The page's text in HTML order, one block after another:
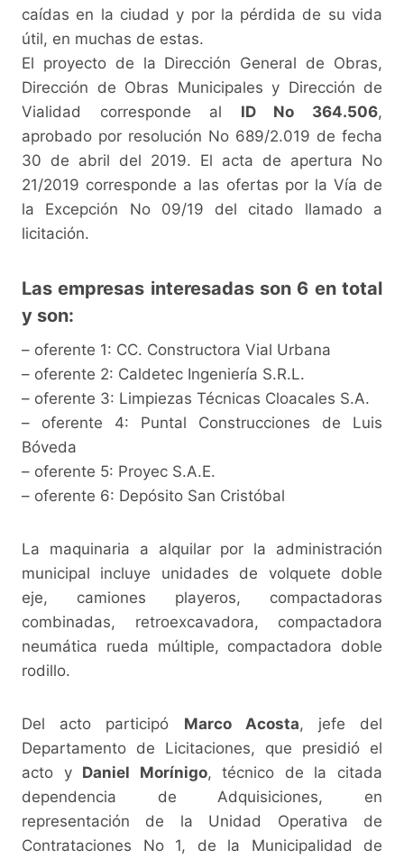
caídas en la ciudad y por la pérdida de su vida
útil, en muchas de estas.
El proyecto de la Dirección General de Obras,
Dirección de Obras Municipales y Dirección de
Vialidad corresponde al ID No 364.506,
aprobado por resolución No 689/2.019 de fecha
30 de abril del 2019. El acta de apertura No
21/2019 corresponde a las ofertas por la Vía de
la Excepción No 09/19 del citado llamado a
licitación.
Las empresas interesadas son 6 en total
y son:
– oferente 1: CC. Constructora Vial Urbana
– oferente 2: Caldetec Ingeniería S.R.L.
– oferente 3: Limpiezas Técnicas Cloacales S.A.
– oferente 4: Puntal Construcciones de Luis
Bóveda
– oferente 5: Proyec S.A.E.
– oferente 6: Depósito San Cristóbal
La maquinaria a alquilar por la administración
municipal incluye unidades de volquete doble
eje, camiones playeros, compactadoras
combinadas, retroexcavadora, compactadora
neumática rueda múltiple, compactadora doble
rodillo.
Del acto participó Marco Acosta, jefe del
Departamento de Licitaciones, que presidió el
acto y Daniel Morínigo, técnico de la citada
dependencia de Adquisiciones, en
representación de la Unidad Operativa de
Contrataciones No 1, de la Municipalidad de